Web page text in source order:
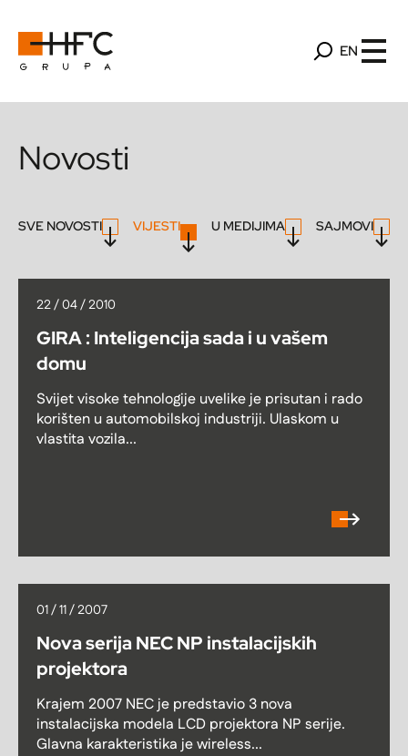
EN
Novosti
SVE NOVOSTI VIJESTI U MEDIJIMA SAJMOVI
22 / 04 / 2010
GIRA : Inteligencija sada i u vašem
domu
Svijet visoke tehnologije uvelike je prisutan i rado
korišten u automobilskoj industriji. Ulaskom u
vlastita vozila...
01 / 11 / 2007
Nova serija NEC NP instalacijskih
projektora
Krajem 2007 NEC je predstavio 3 nova
instalacijska modela LCD projektora NP serije.
Glavna karakteristika je wireless...